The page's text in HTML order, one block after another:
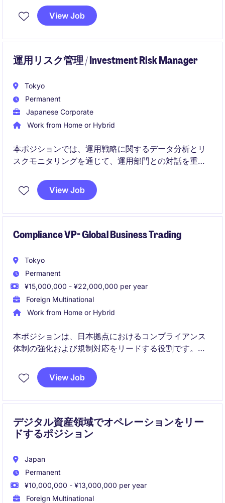
域・各セクターの専門的な分析をもとに、世界中の投
資家へ運用ソリューションを提供しています。
View Job
運用リスク管理 / Investment Risk Manager
Tokyo
Permanent
Japanese Corporate
Work from Home or Hybrid
本ポジションでは、運用戦略に関するデータ分析とリ
スクモニタリングを通じて、運用部門との対話を重ね
ます。データ活用とITスキルを駆使し、リスク管理の
高度化に貢献できる重要な役割です。
View Job
Compliance VP- Global Business Trading
Tokyo
Permanent
¥15,000,000 - ¥22,000,000 per year
Foreign Multinational
Work from Home or Hybrid
本ポジションは、日本拠点におけるコンプライアンス
体制の強化および規制対応をリードする役割です。ビ
業を支える重要なポジションです。
View Job
デジタル資産領域でオペレーションをリー
ドするポジション
Japan
Permanent
¥10,000,000 - ¥13,000,000 per year
Foreign Multinational